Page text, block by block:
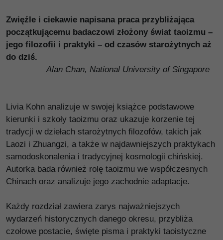
Zwięźle i ciekawie napisana praca przybliżająca
początkującemu badaczowi złożony świat taoizmu –
jego filozofii i praktyki – od czasów starożytnych aż
do dziś.
Alan Chan, National University of Singapore
Livia Kohn analizuje w swojej książce podstawowe
kierunki i szkoły taoizmu oraz ukazuje korzenie tej
tradycji w dziełach starożytnych filozofów, takich jak
Laozi i Zhuangzi, a także w najdawniejszych praktykach
samodoskonalenia i tradycyjnej kosmologii chińskiej.
Autorka bada również rolę taoizmu we współczesnych
Chinach oraz analizuje jego zachodnie adaptacje.
Każdy rozdział zawiera zarys najważniejszych
wydarzeń historycznych danego okresu, przybliża
czołowe postacie, święte pisma i praktyki taoistyczne